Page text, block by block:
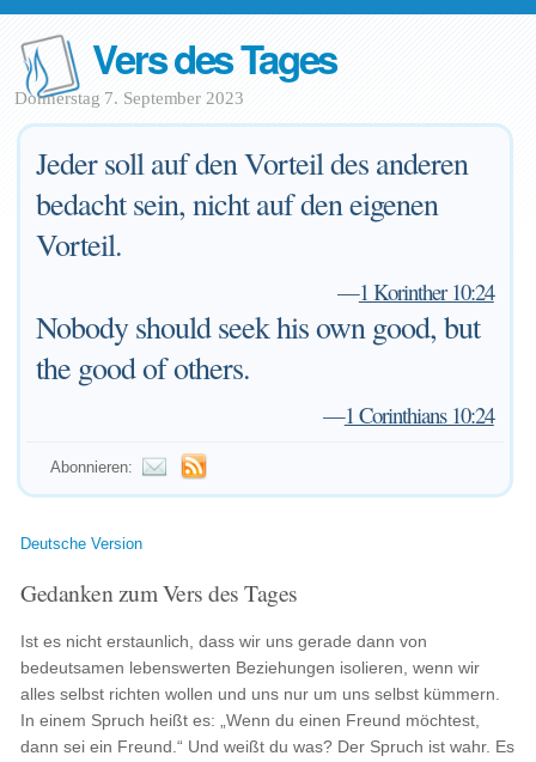
Vers des Tages
Donnerstag 7. September 2023
Jeder soll auf den Vorteil des anderen
bedacht sein, nicht auf den eigenen
Vorteil.
—1 Korinther 10:24
Nobody should seek his own good, but
the good of others.
—1 Corinthians 10:24
Abonnieren:
Deutsche Version
Gedanken zum Vers des Tages
Ist es nicht erstaunlich, dass wir uns gerade dann von
bedeutsamen lebenswerten Beziehungen isolieren, wenn wir
alles selbst richten wollen und uns nur um uns selbst kümmern.
In einem Spruch heißt es: „Wenn du einen Freund möchtest,
dann sei ein Freund.“ Und weißt du was? Der Spruch ist wahr. Es